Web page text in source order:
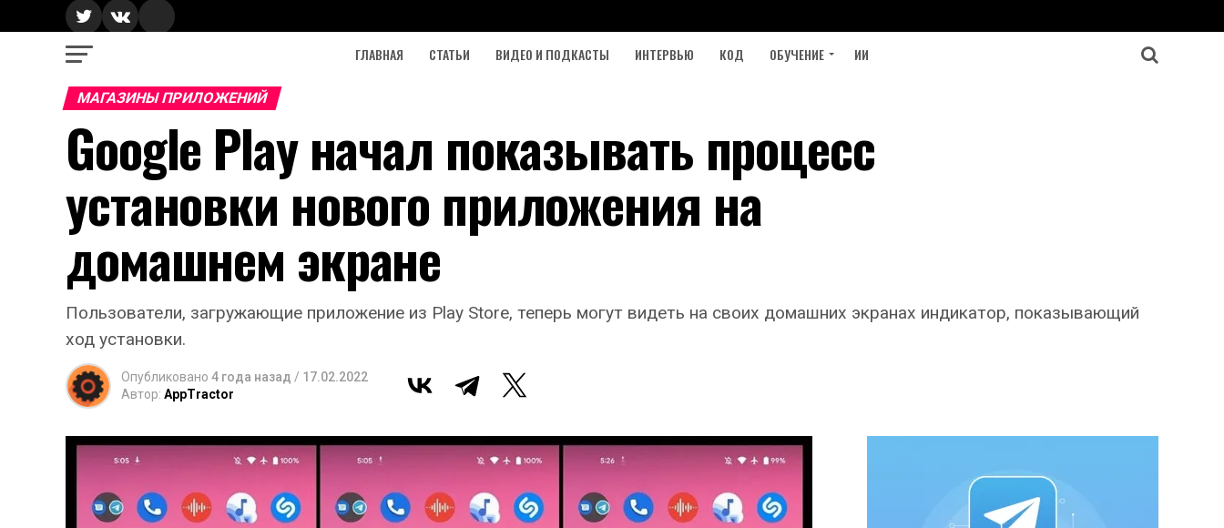
ГЛАВНАЯ СТАТЬИ ВИДЕО И ПОДКАСТЫ ИНТЕРВЬЮ КОД ОБУЧЕНИЕ ИИ
МАГАЗИНЫ ПРИЛОЖЕНИЙ
Google Play начал показывать процесс
установки нового приложения на
домашнем экране
Пользователи, загружающие приложение из Play Store, теперь могут видеть на своих домашних экранах индикатор, показывающий
ход установки.
Опубликовано 4 года назад / 17.02.2022
Автор: AppTractor